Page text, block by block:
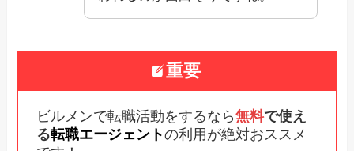
重要
ビルメンで転職活動をするなら無料で使え
る転職エージェントの利用が絶対おススメ